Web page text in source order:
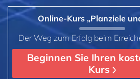
Online-Kurs „Planziele
Der Weg zum Erfolg beim
Beginnen Sie Ihren
Kurs